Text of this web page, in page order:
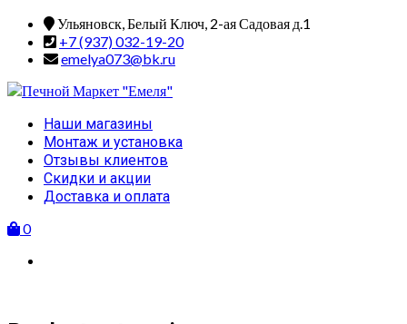
Skip
content
Ульяновск, Белый Ключ, 2-ая Садовая д.1
+7 (937) 032-19-20
emelya073@bk.ru
Primary
Menu
Наши магазины
Монтаж и установка
Отзывы клиентов
Скидки и акции
Доставка и оплата
0